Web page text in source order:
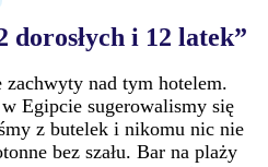
dorosłych i 12 latek”
nad tym hotelem.
Egipcie sugerowalismy się
z butelek i nikomu nic nie
bez szału. Bar na plaży